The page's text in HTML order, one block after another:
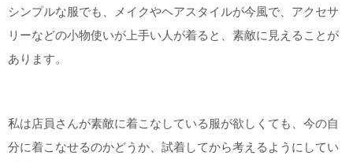
シンプルな服でも、メイクやヘアスタイルが今風で、アクセサ
リーなどの小物使いが上手い人が着ると、素敵に見えることが
あります。
私は店員さんが素敵に着こなしている服が欲しくても、今の自
分に着こなせるのかどうか、試着してから考えるようにしてい